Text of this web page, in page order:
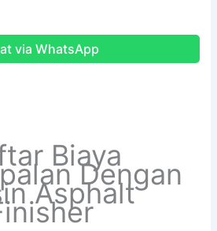
via WhatsApp
Biaya
Dengan
Asphalt